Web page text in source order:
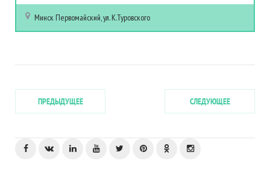
Минск Первомайский, ул. К.Туровского
ПРЕДЫДУЩЕЕ СЛЕДУЮЩЕЕ